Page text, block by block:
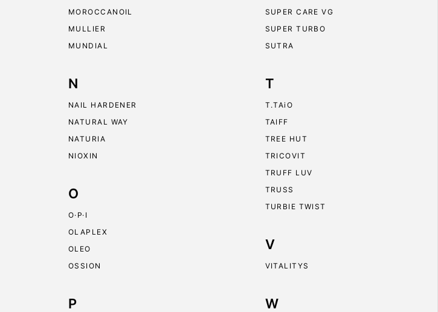
MOROCCANOIL
MULLIER
MUNDIAL
N
NAIL HARDENER
NATURAL WAY
NATURIA
NIOXIN
O
O·P·I
OLAPLEX
OLEO
OSSION
P
SUPER CARE VG
SUPER TURBO
SUTRA
T
T.TAiO
TAIFF
TREE HUT
TRICOVIT
TRUFF LUV
TRUSS
TURBIE TWIST
V
VITALITYS
W